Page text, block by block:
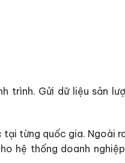
trình. Gửi dữ liệu sản
tại từng quốc gia. Ngoài
hệ thống doanh